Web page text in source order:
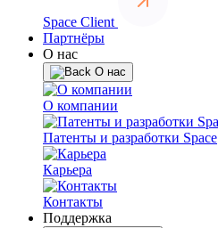
Space Client
Партнёры
О нас
О нас
О компании
Патенты и разработки Space
Карьера
Контакты
Поддержка